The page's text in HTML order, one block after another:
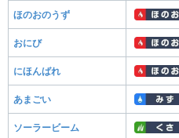
ほのおのうず
おにび
にほんばれ
あまごい
ソーラービーム